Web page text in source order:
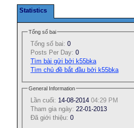
Statistics
Tổng số bai
Tổng số bai: 0
Posts Per Day: 0
Tìm bài gửi bởi k55bka
Tìm chủ đề bắt đầu bởi k55bka
General Information
Lần cuối: 14-08-2014 04:29 PM
Tham gia ngày: 22-01-2013
Ðã giới thiệu: 0